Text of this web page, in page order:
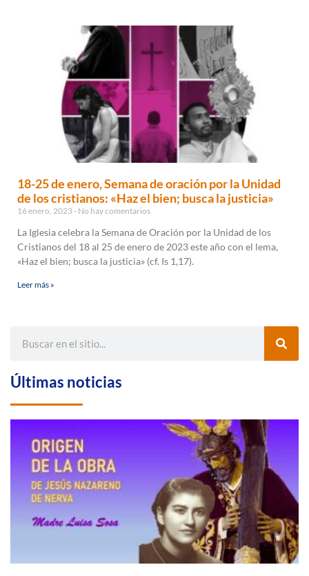
18-25 de enero, Semana de oración por la Unidad
de los cristianos: «Haz el bien; busca la justicia»
16 enero, 2023 No hay comentarios
La Iglesia celebra la Semana de Oración por la Unidad de los
Cristianos del 18 al 25 de enero de 2023 este año con el lema,
«Haz el bien; busca la justicia» (cf. Is 1,17).
Leer más »
Últimas noticias